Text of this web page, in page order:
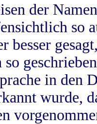
der
so
besser
so
in
wurde,